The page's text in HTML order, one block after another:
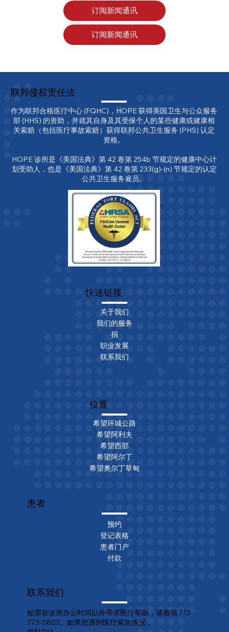
订阅新闻通讯
订阅新闻通讯
快速链接
关于我们
我们的服务
捐
职业发展
联系我们
位置
希望环城公路
希望阿利夫
希望西部
希望阿尔丁
希望奥尔丁草甸
患者
预约
登记表格
患者门户
付款
联系我们
如需在诊所办公时间以外寻求医疗帮助，请致电 713-
773-0803。如果您遇到医疗紧急情况，
联邦侵权责任法
作为联邦合格医疗中心 (FQHC)，HOPE 获得美国卫生与公众服务
部 (HHS) 的资助，并就其自身及其受保个人的某些健康或健康相
关索赔（包括医疗事故索赔）获得联邦公共卫生服务 (PHS) 认定
资格。
HOPE 诊所是《美国法典》第 42 卷第 254b 节规定的健康中心计
划受助人，也是《美国法典》第 42 卷第 233(g)-(n) 节规定的认定
公共卫生服务雇员。